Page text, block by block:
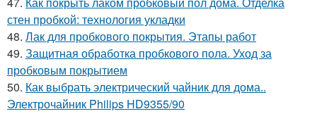
стен пробкой: технология укладки
48. Лак для пробкового покрытия. Этапы работ
49. Защитная обработка пробкового пола. Уход за
пробковым покрытием
50. Как выбрать электрический чайник для дома..
Электрочайник Philips HD9355/90